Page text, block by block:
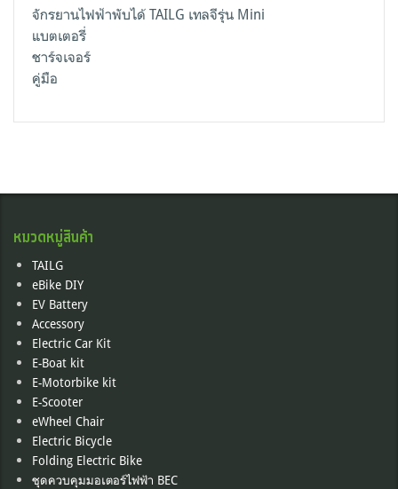
จักรยานไฟฟ้าพับได้ TAILG เทลจีรุ่น Mini
แบตเตอรี่
ชาร์จเจอร์
คู่มือ
หมวดหมู่สินค้า
TAILG
eBike DIY
EV Battery
Accessory
Electric Car Kit
E-Boat kit
E-Motorbike kit
E-Scooter
eWheel Chair
Electric Bicycle
Folding Electric Bike
ชุดควบคุมมอเตอร์ไฟฟ้า BEC